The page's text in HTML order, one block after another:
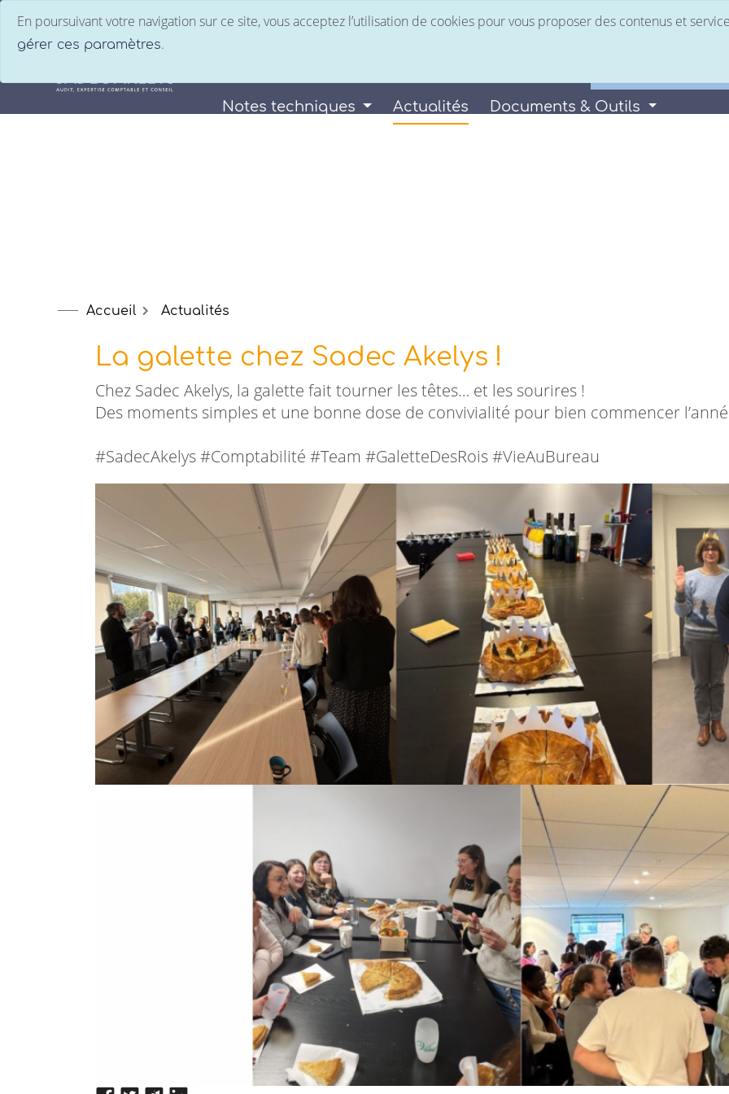
En poursuivant votre navigation sur ce site, vous acceptez l’utilisation de cookies pour vous proposer des contenus et
gérer ces paramètres.
Espace Client
Notes techniques Actualités Documents & Outils
Accueil Actualités
La galette chez Sadec Akelys !
Chez Sadec Akelys, la galette fait tourner les têtes… et les sourires !
Des moments simples et une bonne dose de convivialité pour bien commencer
#SadecAkelys #Comptabilité #Team #GaletteDesRois #VieAuBureau